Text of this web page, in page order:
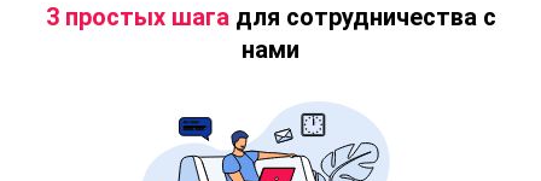
3 простых шагадля сотрудничества с
нами